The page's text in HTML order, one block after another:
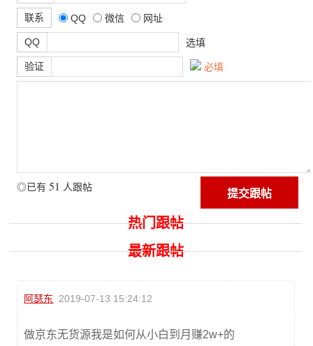
联系 QQ 微信 网址
QQ 选填
验证 必填
◎已有 51 人跟帖
热门跟帖
最新跟帖
阿瑟东 2019-07-13 15:24:12
做京东无货源我是如何从小白到月赚2w+的